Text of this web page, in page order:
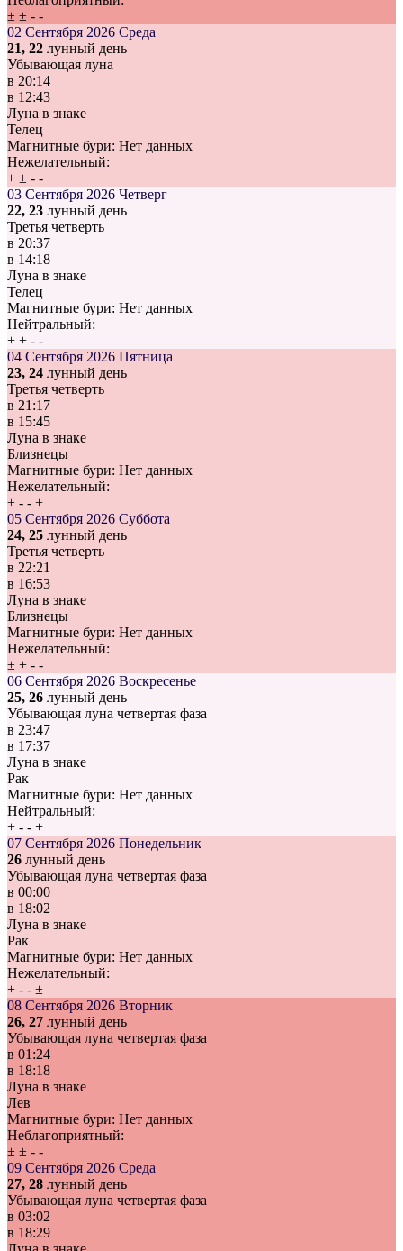
± ± - -
02 Сентября 2026 Среда
21, 22 лунный день
Убывающая луна
в 20:14
в 12:43
Луна в знаке
Телец
Магнитные бури: Нет данных
Нежелательный:
+ ± - -
03 Сентября 2026 Четверг
22, 23 лунный день
Третья четверть
в 20:37
в 14:18
Луна в знаке
Телец
Магнитные бури: Нет данных
Нейтральный:
+ + - -
04 Сентября 2026 Пятница
23, 24 лунный день
Третья четверть
в 21:17
в 15:45
Луна в знаке
Близнецы
Магнитные бури: Нет данных
Нежелательный:
± - - +
05 Сентября 2026 Суббота
24, 25 лунный день
Третья четверть
в 22:21
в 16:53
Луна в знаке
Близнецы
Магнитные бури: Нет данных
Нежелательный:
± + - -
06 Сентября 2026 Воскресенье
25, 26 лунный день
Убывающая луна четвертая фаза
в 23:47
в 17:37
Луна в знаке
Рак
Магнитные бури: Нет данных
Нейтральный:
+ - - +
07 Сентября 2026 Понедельник
26 лунный день
Убывающая луна четвертая фаза
в 00:00
в 18:02
Луна в знаке
Рак
Магнитные бури: Нет данных
Нежелательный:
+ - - ±
08 Сентября 2026 Вторник
26, 27 лунный день
Убывающая луна четвертая фаза
в 01:24
в 18:18
Луна в знаке
Лев
Магнитные бури: Нет данных
Неблагоприятный:
± ± - -
09 Сентября 2026 Среда
27, 28 лунный день
Убывающая луна четвертая фаза
в 03:02
в 18:29